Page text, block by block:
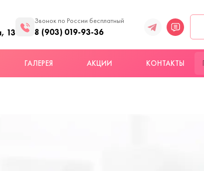
13
Звонок по России бесплатный
8 (903) 019-93-36
ГАЛЕРЕЯ АКЦИИ КОНТАКТЫ